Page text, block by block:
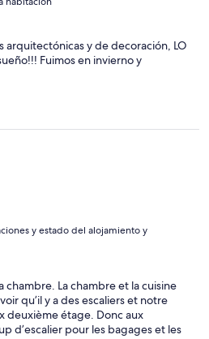
arquitectónicas y de decoración, LO
Fuimos en invierno y
y estado del alojamiento y
chambre. La chambre et la cuisine
qu’il y a des escaliers et notre
deuxième étage. Donc aux
d’escalier pour les bagages et les